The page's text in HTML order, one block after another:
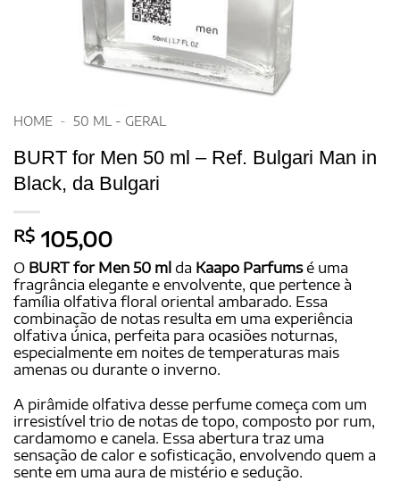
HOME - 50 ML - GERAL
BURT for Men 50 ml – Ref. Bulgari Man in
Black, da Bulgari
R$ 105,00
O BURT for Men 50 ml da Kaapo Parfumsé uma
fragrância elegante e envolvente, que pertence à
família olfativa floral oriental ambarado. Essa
combinação de notas resulta em uma experiência
olfativa única, perfeita para ocasiões noturnas,
especialmente em noites de temperaturas mais
amenas ou durante o inverno.
A pirâmide olfativa desse perfume começa com um
irresistível trio de notas de topo, composto por rum,
cardamomo e canela. Essa abertura traz uma
sensação de calor e sofisticação, envolvendo quem a
sente em uma aura de mistério e sedução.